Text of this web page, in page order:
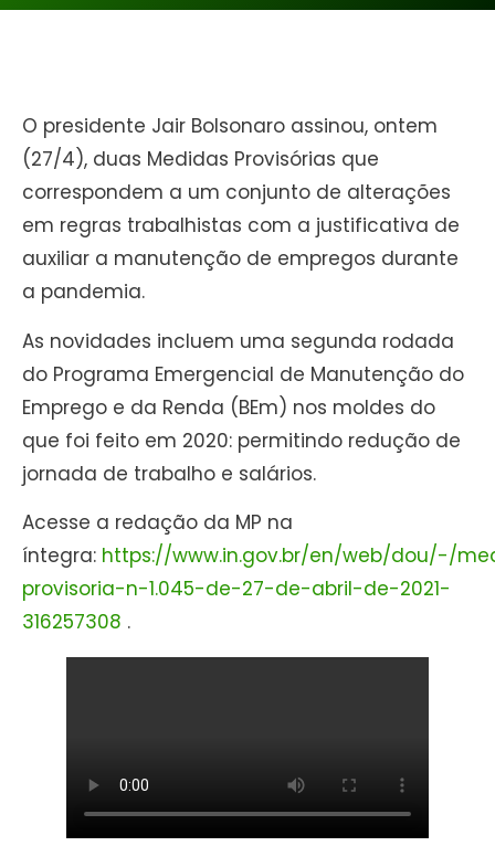
O presidente Jair Bolsonaro assinou, ontem
(27/4), duas Medidas Provisórias que
correspondem a um conjunto de alterações
em regras trabalhistas com a justificativa de
auxiliar a manutenção de empregos durante
a pandemia.
As novidades incluem uma segunda rodada
do Programa Emergencial de Manutenção do
Emprego e da Renda (BEm) nos moldes do
que foi feito em 2020: permitindo redução de
jornada de trabalho e salários.
Acesse a redação da MP na
íntegra: https://www.in.gov.br/en/web/dou/-/
provisoria-n-1.045-de-27-de-abril-de-2021-
316257308 .